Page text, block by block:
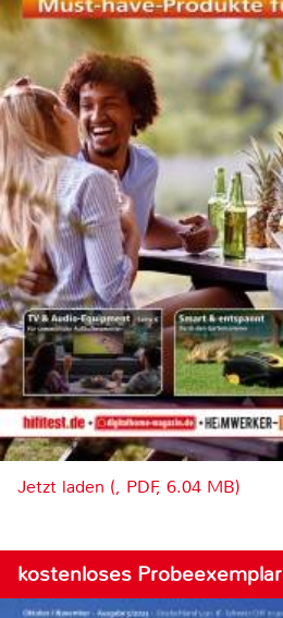
Jetzt laden (, PDF, 6.04 MB)
kostenloses Probeexemplar